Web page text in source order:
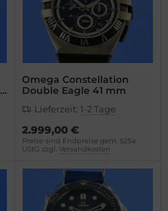
Omega Constellation
Double Eagle 41 mm
Lieferzeit: 1-2 Tage
2.999,00 €
Preise sind Endpreise gem. §25a
UStG zzgl. Versandkosten